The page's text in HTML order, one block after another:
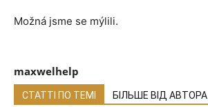
Možná jsme se mýlili.
maxwelhelp
СТАТТІ ПО ТЕМІ БІЛЬШЕ ВІД АВТОРА